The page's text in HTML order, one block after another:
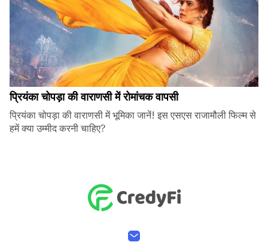
प्रियंका चोपड़ा की वाराणसी में रोमांचक वापसी
प्रियंका चोपड़ा की वाराणसी में भूमिका जानें! इस एसएस राजामौली फिल्म से
हमें क्या उम्मीद करनी चाहिए?